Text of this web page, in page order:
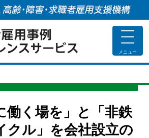
toggle
メニュー
働く場を」と「非鉄
クル」を会社設立の